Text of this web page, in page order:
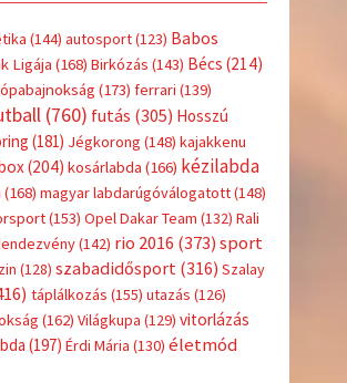
(144) autosport(123) Babos
Ligája (168) Birkózás (143) Bécs (214)
(173) ferrari (139)
(760) futás (305) Hosszú
(181) Jégkorong (148) kajakkenu
(204) kosárlabda (166) kézilabda
(168) magyar labdarúgóválogatott(148)
(153) Opel Dakar Team (132) Rali
(142) rio 2016 (373) sport
(128) szabadidősport (316) Szalay
táplálkozás (155) utazás (126)
(162) Világkupa (129) vitorlázás
(197) Érdi Mária (130) életmód